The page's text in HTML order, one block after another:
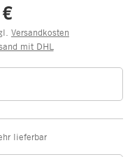
Versandkosten
mit DHL
lieferbar